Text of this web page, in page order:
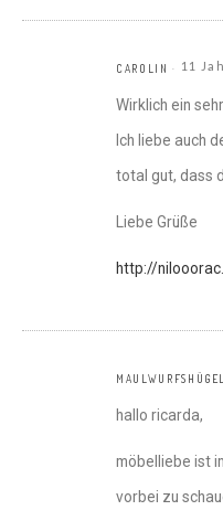
CAROLIN 11
Wirklich ein
Ich liebe auch
total gut, dass
Liebe Grüße
http://
hallo ricarda,
möbelliebe ist
vorbei zu